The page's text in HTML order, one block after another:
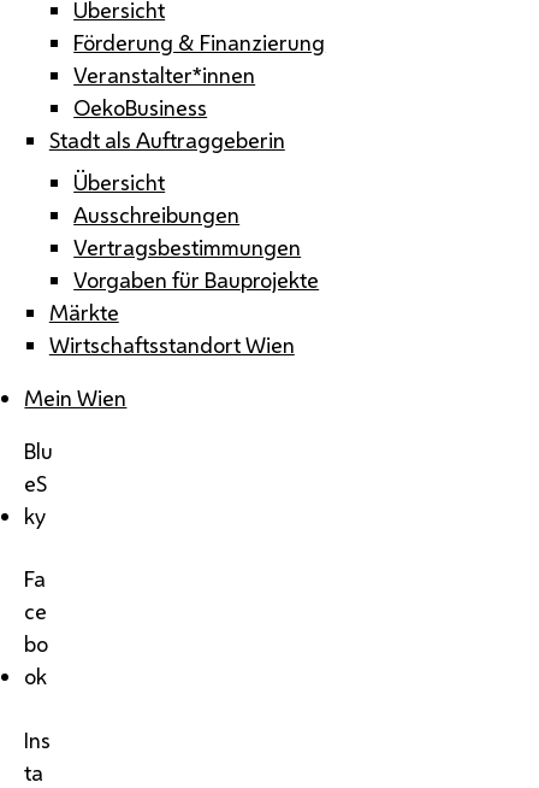
Übersicht
Förderung & Finanzierung
Veranstalter*innen
OekoBusiness
Stadt als Auftraggeberin
Übersicht
Ausschreibungen
Vertragsbestimmungen
Vorgaben für Bauprojekte
Märkte
Wirtschaftsstandort Wien
Mein Wien
Blu
eS
ky
Fa
ce
bo
ok
Ins
ta